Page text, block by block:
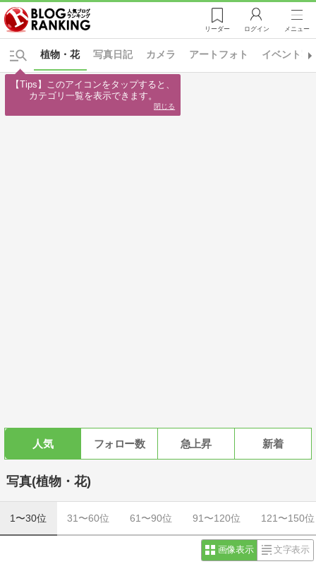
リーダー ログイン メニュー
写真日記 カメラ アートフォト イベント写
植物・花
人気 フォロー数 急上昇 新着
写真(植物・花)
1〜30位 31〜60位 61〜90位 91〜120位 121〜150位
画像表示 文字表示
【Tips】このアイコンをタップすると、
カテゴリ一覧を表示できます。
閉じる